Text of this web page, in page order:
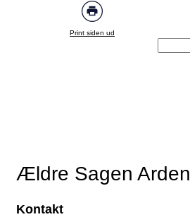
Print siden ud
Ældre Sagen Arden
Kontakt